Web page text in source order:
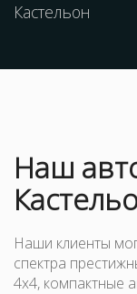
Кастельон
Наш
Наши клиенты
спектра
4x4, компактные